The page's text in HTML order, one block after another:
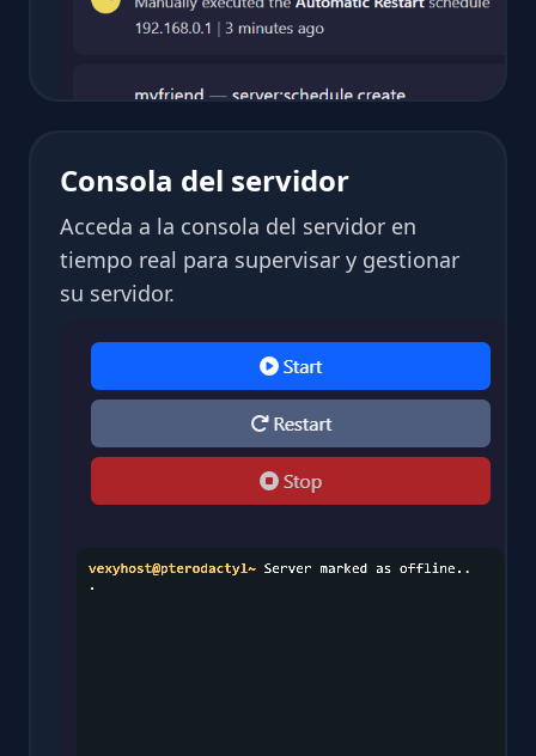
Consola del servidor
Acceda a la consola del servidor en
tiempo real para supervisar y gestionar
su servidor.